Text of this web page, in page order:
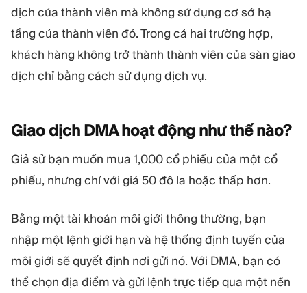
dịch của thành viên mà không sử dụng cơ sở hạ
tầng của thành viên đó. Trong cả hai trường hợp,
khách hàng không trở thành thành viên của sàn giao
dịch chỉ bằng cách sử dụng dịch vụ.
Giao dịch DMA hoạt động như thếnào?
Giả sử bạn muốn mua 1,000 cổ phiếu của một cổ
phiếu, nhưng chỉ với giá 50 đô la hoặc thấp hơn.
Bằng một tài khoản môi giới thông thường, bạn
nhập một lệnh giới hạn và hệ thống định tuyến của
môi giới sẽ quyết định nơi gửi nó. Với DMA, bạn có
thể chọn địa điểm và gửi lệnh trực tiếp qua một nền